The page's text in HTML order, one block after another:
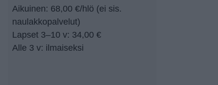
Aikuinen: 68,00 €/hlö (ei sis.
naulakkopalvelut)
Lapset 3–10 v: 34,00 €
Alle 3 v: ilmaiseksi